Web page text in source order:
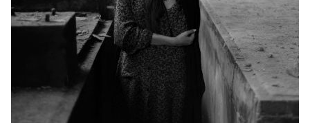
トラベル
カルチャー/エンタメ
占い